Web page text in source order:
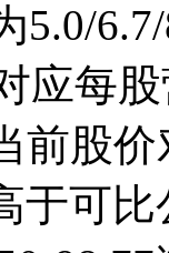
5.0/
应每
前股
于可